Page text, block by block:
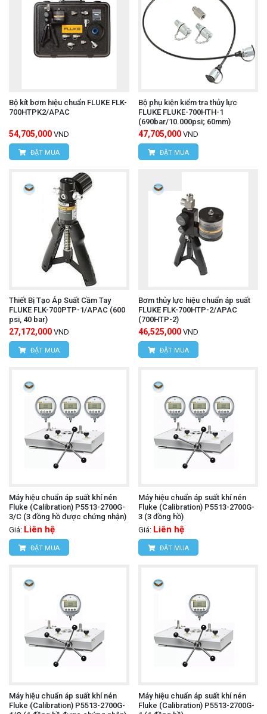
Bộ kít bơm hiệu chuẩn FLUKE FLK-
700HTPK2/APAC
54,705,000 VND
ĐẶT MUA
Bộ phụ kiện kiểm tra thủy lực
FLUKE FLUKE-700HTH-1
(690bar/10.000psi; 60mm)
47,705,000 VND
ĐẶT MUA
Thiết Bị Tạo Áp Suất Cầm Tay
FLUKE FLK-700PTP-1/APAC (600
psi, 40 bar)
27,172,000 VND
ĐẶT MUA
Bơm thủy lực hiệu chuẩn áp suất
FLUKE FLK-700HTP-2/APAC
(700HTP-2)
46,525,000 VND
ĐẶT MUA
Máy hiệu chuẩn áp suất khí nén
Fluke (Calibration) P5513-2700G-
3/C (3 đồng hồ được chứng nhận)
Giá: Liên hệ
ĐẶT MUA
Máy hiệu chuẩn áp suất khí nén
Fluke (Calibration) P5513-2700G-
3 (3 đồng hồ)
Giá: Liên hệ
ĐẶT MUA
Máy hiệu chuẩn áp suất khí nén
Fluke (Calibration) P5513-2700G-
Máy hiệu chuẩn áp suất khí nén
Fluke (Calibration) P5513-2700G-